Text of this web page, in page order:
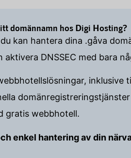
domännamn hos Digi Hosting?
kan hantera dina .gåva
DNSSEC med bara
inklusive
gratis webbhotell.
enkel hantering av din